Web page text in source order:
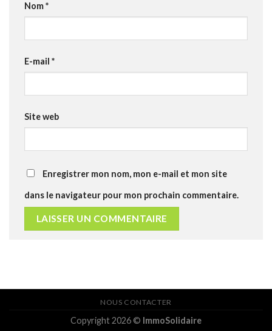
Nom*
E-mail *
Site web
Enregistrer mon nom, mon e-mail et mon site
dans le navigateur pour mon prochain commentaire.
NOUS CONTACTER
Copyright 2026 © ImmoSolidaire